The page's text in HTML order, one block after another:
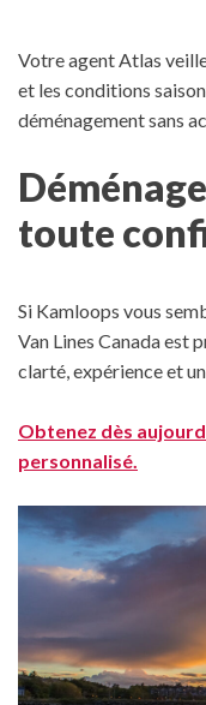
Votre agent Atlas
et les conditions
déménagement sans
toute
Si Kamloops vous
Van Lines Canada est
clarté, expérience et
Obtenez dès
personnalisé.